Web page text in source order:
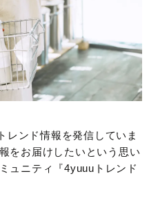
レンド情報を発信していま
をお届けしたいという思い
ュニティ『4yuuuトレンド